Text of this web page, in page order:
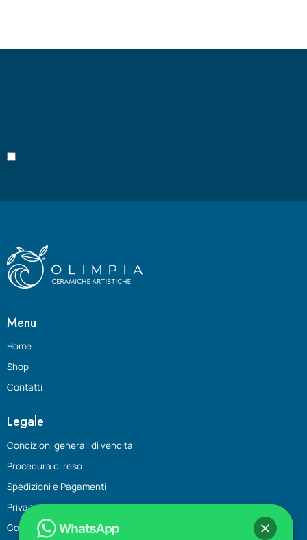
Menu
Home
Shop
Contatti
Legale
Condizioni generali di vendita
Procedura di reso
Spedizioni e Pagamenti
Privacy policy
Cookie Policy